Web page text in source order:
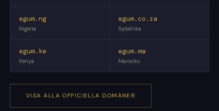
egum.ng
Nigeria
egum.co.za
Sydafrika
egum.ke
Kenya
egum.ma
Marocko
VISA ALLA OFFICIELLA DOMÄNER